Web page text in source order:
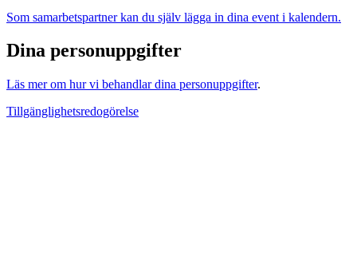
Som samarbetspartner kan du själv lägga in dina event i kalendern.
Dina personuppgifter
Läs mer om hur vi behandlar dina personuppgifter.
Tillgänglighetsredogörelse